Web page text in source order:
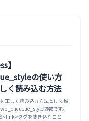
】
の使い方
く読み込む方法
正しく読み込む方法として推
関数です。
<link>タグを書き込むこと